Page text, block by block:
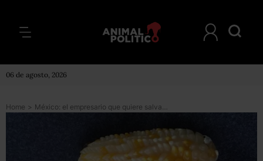
06 de agosto, 2026
Home > México: el empresario que quiere salvar de la extinción a las palomitas de maíz originales